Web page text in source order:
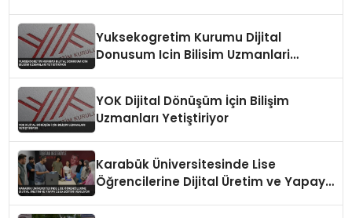
Yuksekogretim Kurumu Dijital
Donusum Icin Bilisim Uzmanlari
YOK Dijital Dönüşüm İçin Bilişim
Uzmanları Yetiştiriyor
Karabük Üniversitesinde Lise
Öğrencilerine Dijital Üretim ve Yapay